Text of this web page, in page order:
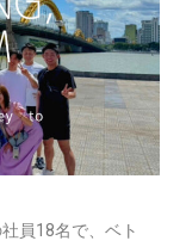
員18名で、ベト